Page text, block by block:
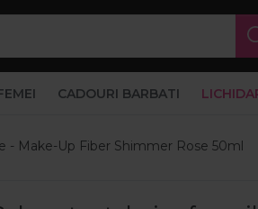
CADOURI BARBATI
- Make-Up Fiber Shimmer Rose 50ml